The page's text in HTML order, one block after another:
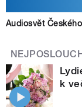
Audiosvět
k